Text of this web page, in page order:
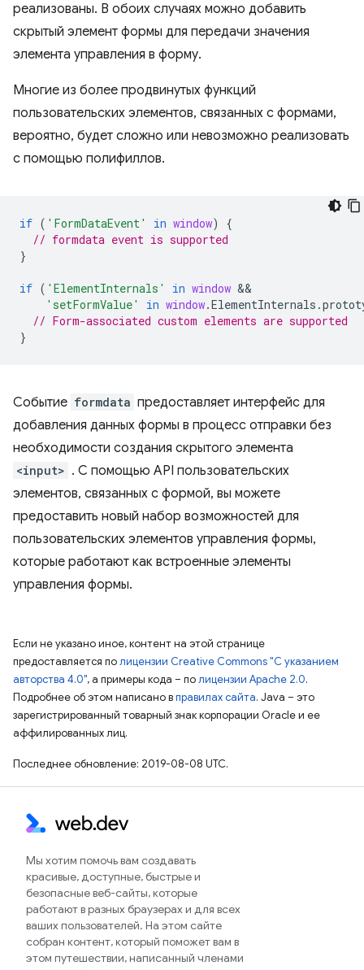
реализованы. В обоих случаях можно добавить
скрытый элемент формы для передачи значения
элемента управления в форму.
Многие из более продвинутых функций
пользовательских элементов, связанных с формами,
вероятно, будет сложно или невозможно реализовать
с помощью полифиллов.
if ( 'FormDataEvent' in window)
{
// formdata event is supported
}
if ( 'ElementInternals' in window
'setFormValue'
in window.ElementInternals .
// Form-associated custom elements are supported
}
Событие formdata предоставляет интерфейс для
добавления данных формы в процесс отправки без
необходимости создания скрытого элемента
<input> . С помощью API пользовательских
элементов, связанных с формой, вы можете
предоставить новый набор возможностей для
пользовательских элементов управления формы,
которые работают как встроенные элементы
управления формы.
Если не указано иное, контент на этой странице
предоставляется полицензии Creative Commons "С указанием
авторства 4.0", а примеры кода – полицензии Apache 2.0.
Подробнее об этом написано вправилах сайта. Java – это
зарегистрированный товарный знак корпорации Oracle и ее
аффилированных лиц.
Последнее обновление: 2019-08-08 UTC.
Мы хотим помочь вам создавать
красивые, доступные, быстрые и
безопасные веб-сайты, которые
работают в разных браузерах и для всех
ваших пользователей. На этом сайте
собран контент, который поможет вам в
этом путешествии, написанный членами